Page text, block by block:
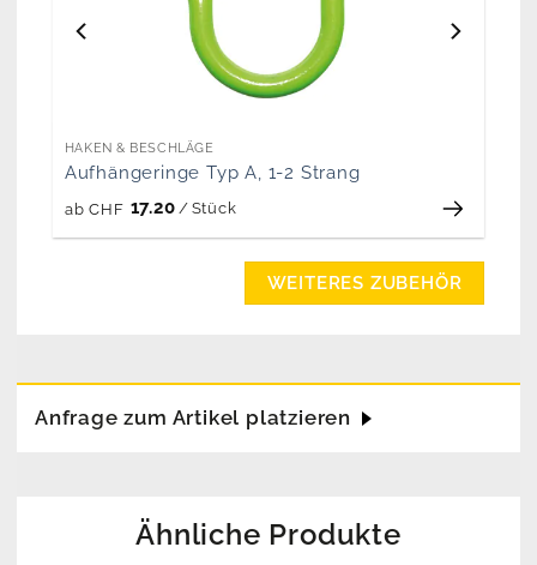
HAKEN & BESCHLÄGE
Aufhängeringe Typ A, 1-2 Strang
ab CHF 17.20 / Stück
WEITERES ZUBEHÖR
Anfrage zum Artikel platzieren
Ähnliche Produkte